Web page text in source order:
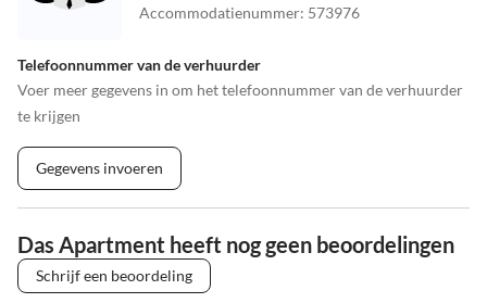
Accommodatienummer: 573976
Telefoonnummer van de verhuurder
Voer meer gegevens in om het telefoonnummer van de verhuurder
te krijgen
Gegevens invoeren
Das Apartment heeft nog geen beoordelingen
Schrijf een beoordeling